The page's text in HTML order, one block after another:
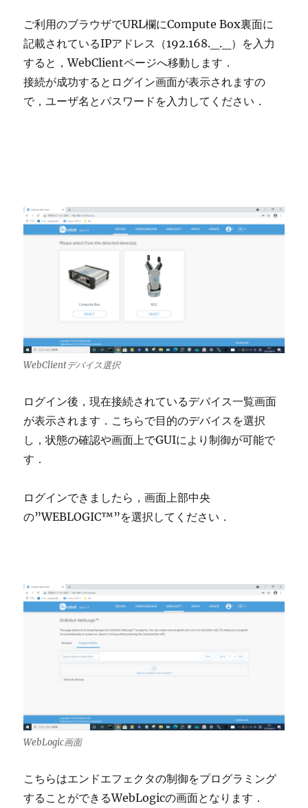
ご利用のブラウザでURL欄にCompute Box裏面に
記載されているIPアドレス（192.168._._）を入力
すると，WebClientページへ移動します．
接続が成功するとログイン画面が表示されますの
で，ユーザ名とパスワードを入力してください．
WebClientデバイス選択
ログイン後，現在接続されているデバイス一覧画面
が表示されます．こちらで目的のデバイスを選択
し，状態の確認や画面上でGUIにより制御が可能で
す．
ログインできましたら，画面上部中央
の”WEBLOGIC™”を選択してください．
WebLogic画面
こちらはエンドエフェクタの制御をプログラミング
することができるWebLogicの画面となります．